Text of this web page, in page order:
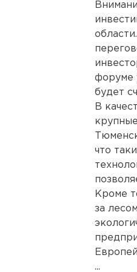
форуме
будет
В
что
Кроме
за
...